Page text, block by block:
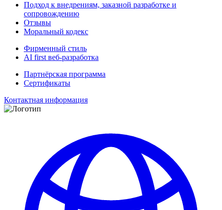
Подход к внедрениям, заказной разработке и
сопровождению
Отзывы
Моральный кодекс
Фирменный стиль
AI first веб-разработка
Партнёрская программа
Сертификаты
Контактная информация